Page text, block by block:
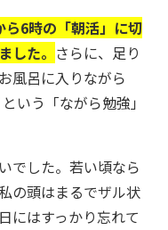
6時の「朝活」に切
した。 さらに、足り
風呂に入りながら
いう「ながら勉強」
でした。若い頃なら
の頭はまるでザル状
にはすっかり忘れて